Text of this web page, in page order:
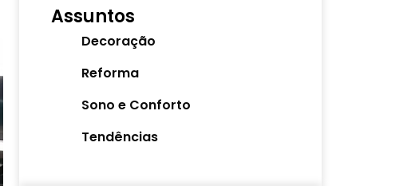
Assuntos
Decoração
Reforma
Sono e Conforto
Tendências